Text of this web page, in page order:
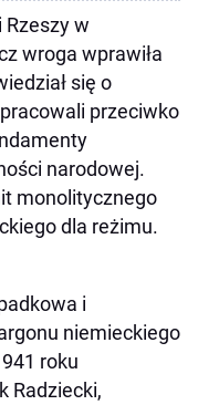
w
wroga wprawiła
się o
przeciwko
narodowej.
monolitycznego
dla reżimu.
i
niemieckiego
roku
Radziecki,